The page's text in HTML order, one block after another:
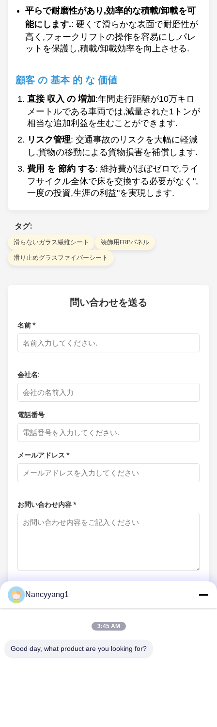
平らで耐磨性があり,効率的な積載/卸載を可
能にします.: 硬くて滑らかな表面で耐磨性が
高く,フォークリフトの操作を容易にし,パレ
ットを保護し,積載/卸載効率を向上させる.
顧客 の 基本 的 な 価値
直接 収入 の 増加:年間走行距離が10万キロ
メートルである車両では,減量された1トンが
相当な追加利益を生むことができます.
リスク管理: 交通事故のリスクを大幅に軽減
し,貨物の移動による貨物損害を補償します.
費用 を 節約 する: 維持費がほぼゼロで,ライ
フサイクル全体で床を交換する必要がなく",
一度の投資,生涯の利益"を実現します.
タグ:
滑らないガラス繊維シート 装飾用FRPパネル
滑り止めグラスファイバーシート
問い合わせを送る
名前 *
会社名:
電話番号
メールアドレス *
お問い合わせ内容 *
送信
Nancyyang1
3:45 AM
Good day, what product are you looking for?